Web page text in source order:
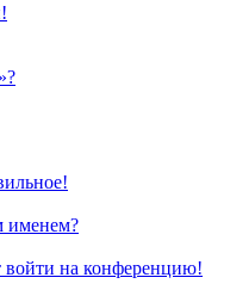
именем?
войти на конференцию!